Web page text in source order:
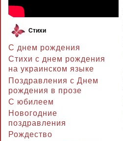
Стихи
С днем рождения
Стихи с днем рождения
на украинском языке
Поздравления с Днем
рождения в прозе
C юбилеем
Новогодние
поздравления
Рождество